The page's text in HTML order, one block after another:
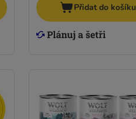
Přidat do košíku